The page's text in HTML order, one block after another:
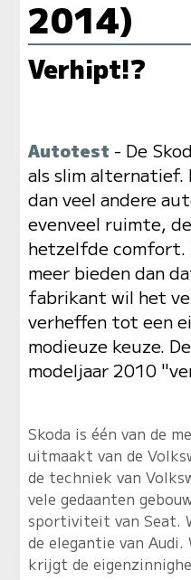
2014)
Verhipt!?
Autotest - De
als slim alternatief.
dan veel andere
evenveel ruimte,
hetzelfde comfort.
meer bieden dan
fabrikant wil het
verheffen tot een
modieuze keuze.
modeljaar 2010
Skoda is één van de
uitmaakt van de
de techniek van
vele gedaanten
sportiviteit van Seat.
de elegantie van
krijgt de